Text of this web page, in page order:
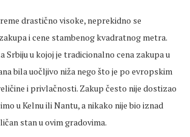
drastično visoke, neprekidno se
i cene stambenog kvadratnog metra.
Srbiju u kojoj je tradicionalno cena zakupa u
bila uočljivo niža nego što je po evropskim
i privlačnosti. Zakup često nije dostizao
u Kelnu ili Nantu, a nikako nije bio iznad
stan u ovim gradovima.